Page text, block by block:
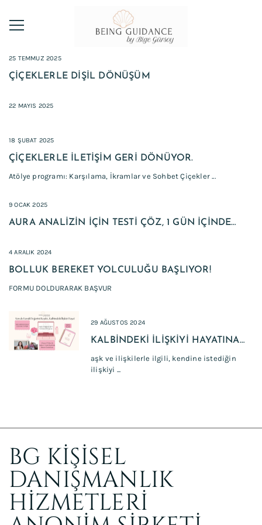
25 TEMMUZ 2025
ÇIÇEKLERLE DIŞIL DÖNÜŞÜM
22 MAYIS 2025
18 ŞUBAT 2025
ÇIÇEKLERLE İLETIŞIM GERI DÖNÜYOR.
Atölye programı: Karşılama, İkramlar ve Sohbet Çiçekler ...
9 OCAK 2025
AURA ANALIZIN İÇIN TESTI ÇÖZ, 1 GÜN İÇINDE
4 ARALIK 2024
BOLLUK BEREKET YOLCULUĞU BAŞLIYOR!
FORMU DOLDURARAK BAŞVUR
29 AĞUSTOS 2024
KALBİNDEKİ İLİŞKİYİ HAYATINA
aşk ve ilişkilerle ilgili, kendine istediğin
ilişkiyi ...
BG KİŞİSEL
DANIŞMANLIK
HİZMETLERİ